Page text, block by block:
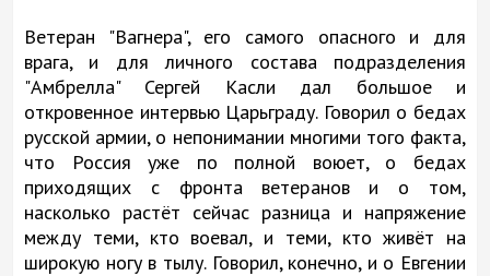
Ветеран "Вагнера", его самого опасного и для
врага, и для личного состава подразделения
"Амбрелла" Сергей Касли дал большое и
откровенное интервью Царьграду. Говорил о бедах
русской армии, о непонимании многими того факта,
что Россия уже по полной воюет, о бедах
приходящих с фронта ветеранов и о том,
насколько растёт сейчас разница и напряжение
между теми, кто воевал, и теми, кто живёт на
широкую ногу в тылу. Говорил, конечно, и о Евгении